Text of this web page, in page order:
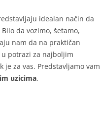
idealan način da
da vozimo, šetamo,
nam da na praktičan
potrazi za najboljim
je za vas. Predstavljamo vam
uzicima.